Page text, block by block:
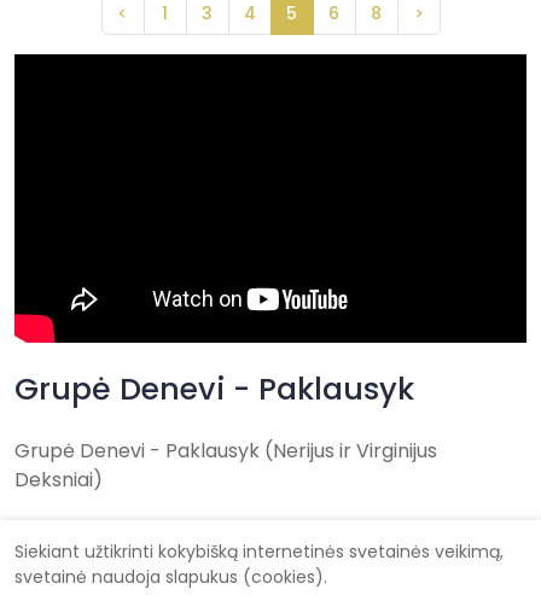
< 1 3 4 5 6 8 >
Grupė Denevi - Paklausyk
Grupė Denevi - Paklausyk (Nerijus ir Virginijus
Deksniai)
Siekiant užtikrinti kokybišką internetinės svetainės veikimą,
svetainė naudoja slapukus (cookies).